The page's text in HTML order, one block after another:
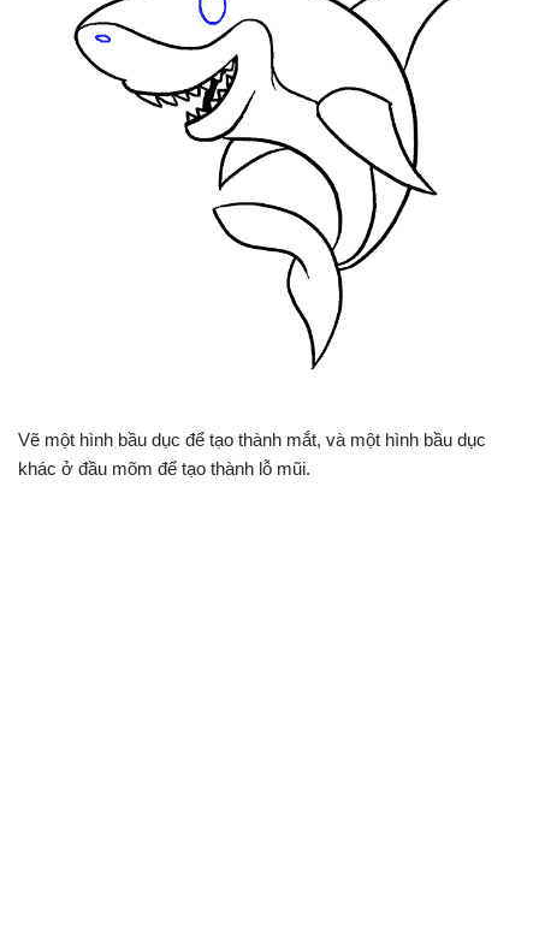
Vẽ một hình bầu dục để tạo thành mắt, và một hình bầu dục
khác ở đầu mõm để tạo thành lỗ mũi.